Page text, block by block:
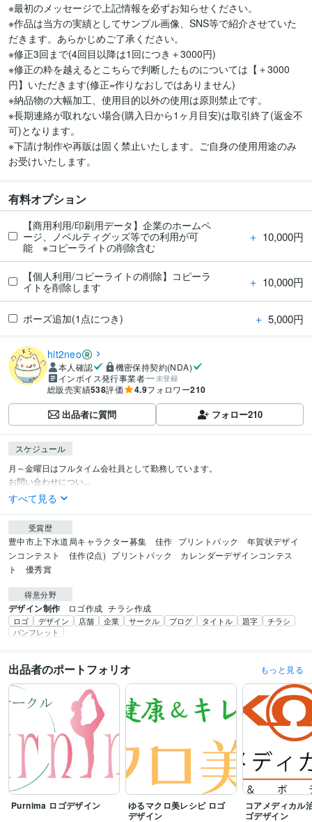
※最初のメッセージで上記情報を必ずお知らせください。
※作品は当方の実績としてサンプル画像、SNS等で紹介させていた
だきます。あらかじめご了承ください。
※修正3回まで(4回目以降は1回につき＋3000円)
※修正の粋を越えるとこちらで判断したものについては【＋3000
円】いただきます(修正=作りなおしではありません)
※納品物の大幅加工、使用目的以外の使用は原則禁止です。
※長期連絡が取れない場合(購入日から1ヶ月目安)は取引終了(返金不
可)となります。
※下請け制作や再販は固く禁止いたします。ご自身の使用用途のみ
お受けいたします。
有料オプション
【商用利用/印刷用データ】企業のホームペ
ージ、ノベルティグッズ等での利用が可
能 ※コピーライトの削除含む
＋ 10,000円
【個人利用/コピーライトの削除】コピーラ
イトを削除します
＋ 10,000円
ポーズ追加(1点につき) ＋ 5,000円
hit2neo
本人確認
機密保持契約(NDA)
インボイス発行事業者
未登録
総販売実績538評価 4.9フォロワー210
出品者に質問 フォロー210
スケジュール
月～金曜日はフルタイム会社員として勤務しています。
お問い合わせについ...
すべて見る
受賞歴
豊中市上下水道局キャラクター募集　佳作 プリントパック　年賀状デザイ
ンコンテスト　佳作(2点) プリントパック　カレンダーデザインコンテス
ト　優秀賞
得意分野
デザイン制作 ロゴ作成 チラシ作成
ロゴ デザイン 店舗 企業 サークル ブログ タイトル 題字
チラシ
パンフレット
出品者のポートフォリオ もっと見る
Purnima ロゴデザイン
ゆるマクロ美レシピ ロゴ
デザイン
コアメディカル
ゴデザイン